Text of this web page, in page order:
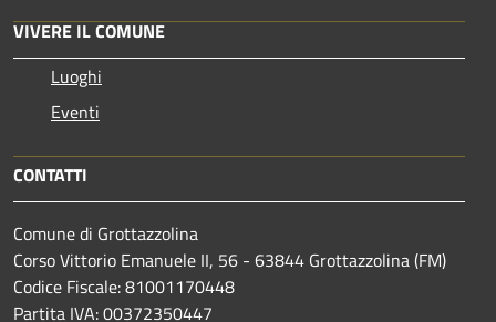
VIVERE IL COMUNE
Luoghi
Eventi
CONTATTI
Comune di Grottazzolina
Corso Vittorio Emanuele II, 56 - 63844 Grottazzolina (FM)
Codice Fiscale: 81001170448
Partita IVA: 00372350447